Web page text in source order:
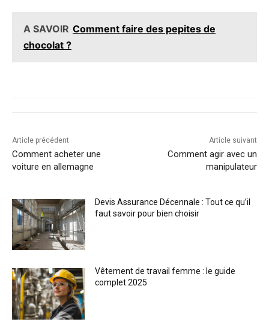
A SAVOIR Comment faire des pepites de
chocolat ?
Article précédent
Comment acheter une
voiture en allemagne
Article suivant
Comment agir avec un
manipulateur
Devis Assurance Décennale : Tout ce qu’il
faut savoir pour bien choisir
Vêtement de travail femme : le guide
complet 2025